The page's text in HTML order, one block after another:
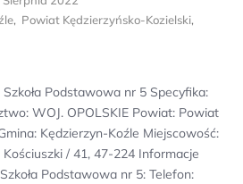
, Powiat Kędzierzyńsko-Kozielski,
Szkoła Podstawowa nr 5 Specyfika:
WOJ. OPOLSKIE Powiat: Powiat
Kędzierzyn-Koźle Miejscowość:
/ 41, 47-224 Informacje
Podstawowa nr 5: Telefon: